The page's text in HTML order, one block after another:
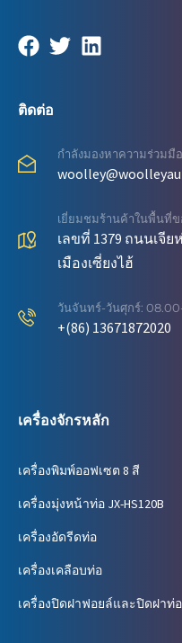
ติดต่อ
กำลังมองหาความร่วมมื
เยี่ยมชมร้านค้าในพื้นที่ข
เลขที่ 1379 ถนนเจีย
เมืองเซี่ยงไฮ้
วันจันทร์-วันศุกร์:
+(86) 13671872020
เครื่องจักรหลัก
เครื่องพิมพ์ออฟเซต 8 สี
เครื่องมุ่งหน้าท่อ JX-HS120B
เครื่องอัดรีดท่อ
เครื่องเคลือบท่อ
เครื่องปิดฝาฟอยล์และปิดฝาท่อ